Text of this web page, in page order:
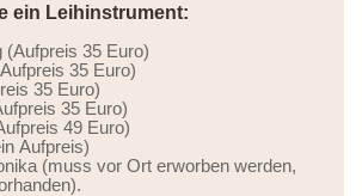
ein Leihinstrument:
(Aufpreis 35 Euro)
35 Euro)
35 Euro)
35 Euro)
49 Euro)
Aufpreis)
(muss vor Ort erworben werden,